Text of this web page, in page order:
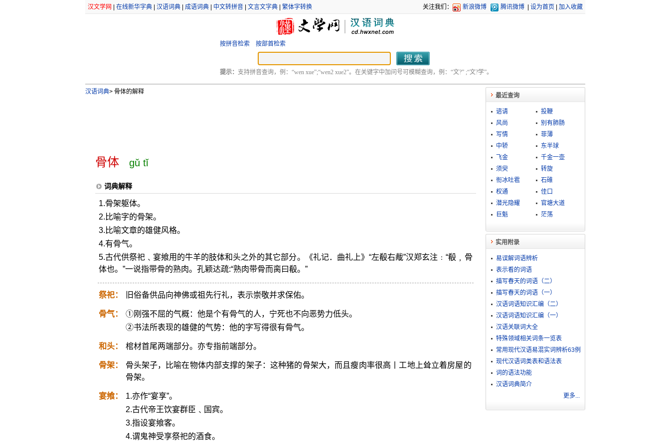
汉文学网 在线新华字典| 汉语词典| 成语词典| 中文转拼音| 文言文字典| 繁体字转换 关注我们： 新浪微博 腾讯微博 设为首页 加入收藏
按拼音检索 按部首检索
提示： 支持拼音查询，例：“wen xue”;“wen2 xue2”。在关键字中加问号可模糊查询，例：“文?” ;“文?学”。
汉语词典>骨体的解释
骨体 gǔ tǐ
词典解释
1.骨架躯体。
2.比喻字的骨架。
3.比喻文章的雄健风格。
4.有骨气。
5.古代供祭祀﹑宴飨用的牛羊的肢体和头之外的其它部分。《礼记．曲礼上》“左殽右胾”汉郑玄注﹕“殽﹐骨
体也。”一说指带骨的熟肉。孔颖达疏:“熟肉带骨而脔曰殽。”
祭祀： 旧俗备供品向神佛或祖先行礼，表示崇敬并求保佑。
骨气：
①刚强不屈的气概：他是个有骨气的人，宁死也不向恶势力低头。
②书法所表现的雄健的气势：他的字写得很有骨气。
和头： 棺材首尾两端部分。亦专指前端部分。
骨架：
骨头架子，比喻在物体内部支撑的架子：这种猪的骨架大，而且瘦肉率很高丨工地上耸立着房屋的
骨架。
宴飨：
1.亦作“宴享”。
2.古代帝王饮宴群臣﹑国宾。
3.指设宴飨客。
4.谓鬼神受享祭祀的酒食。
最近查询
谘请
投鞭
风尚
别有肺肠
写情
菲薄
中轿
东半球
飞金
千金一壶
须臾
转旋
衔冰吐雹
石碓
权通
佳口
潜光隐耀
官塘大道
巨魁
茫荡
实用附录
易误解词语辨析
表示看的词语
描写春天的词语（二）
描写春天的词语（一）
汉语词语知识汇编（二）
汉语词语知识汇编（一）
汉语关联词大全
特殊领域相关词条一览表
常用现代汉语易混实词辨析63例
现代汉语词类表和语法表
词的语法功能
汉语词典简介
更多...